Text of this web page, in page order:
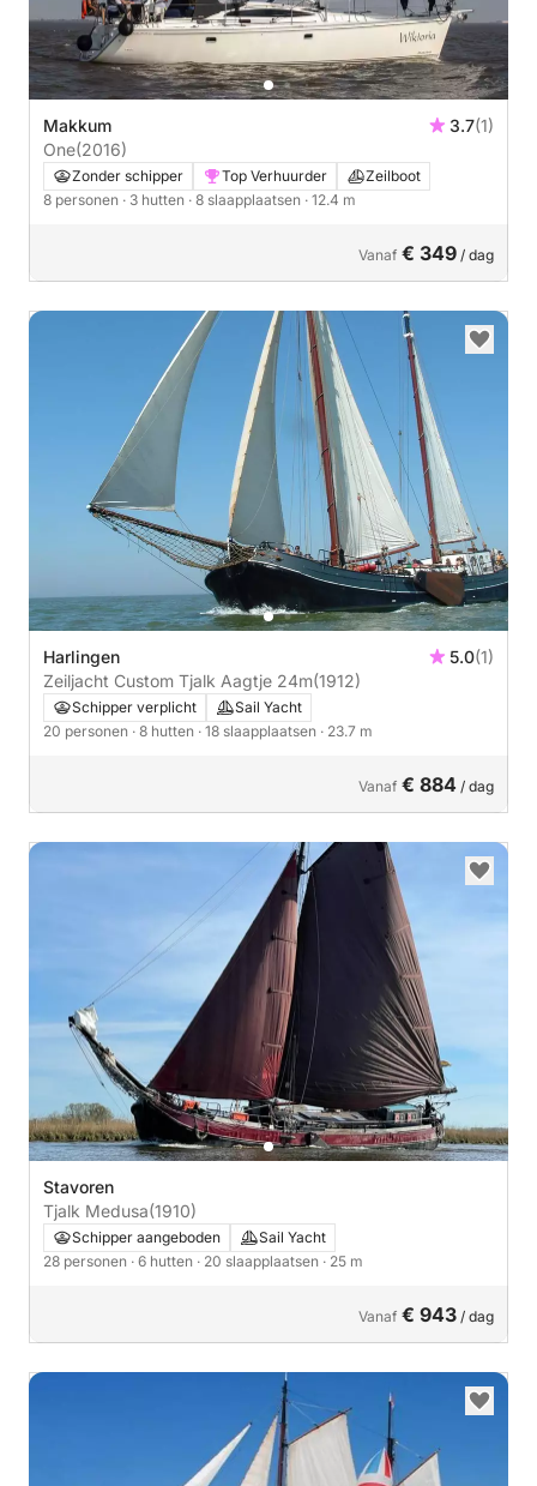
Makkum 3.7(1)
One(2016)
Zonder schipper Top Verhuurder
Zeilboot
8 personen · 3 hutten · 8 slaapplaatsen · 12.4 m
Vanaf € 349 / dag
Harlingen 5.0(1)
Zeiljacht Custom Tjalk Aagtje 24m(1912)
Schipper verplicht
Sail Yacht
20 personen · 8 hutten · 18 slaapplaatsen · 23.7 m
Vanaf € 884 / dag
Stavoren
Tjalk Medusa(1910)
Schipper aangeboden
Sail Yacht
28 personen · 6 hutten · 20 slaapplaatsen · 25 m
Vanaf € 943 / dag